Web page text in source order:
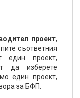
проект,
съответния
един проект,
да изберете
един проект,
за БФП.